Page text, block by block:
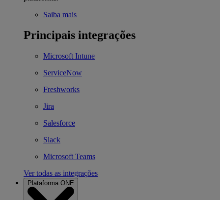
Saiba mais
Principais integrações
Microsoft Intune
ServiceNow
Freshworks
Jira
Salesforce
Slack
Microsoft Teams
Ver todas as integrações
Plataforma ONE